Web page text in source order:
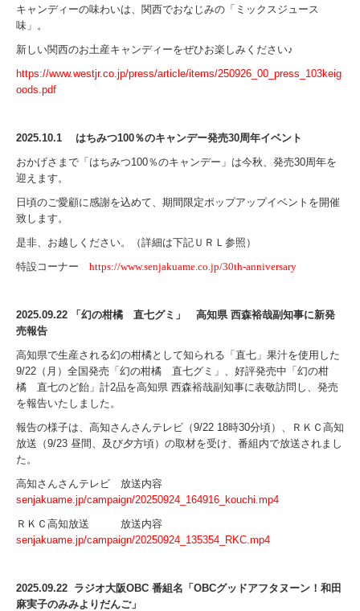
キャンディーの味わいは、関西でおなじみの「ミックスジュース
味」。
新しい関西のお土産キャンディーをぜひお楽しみください♪
https://www.westjr.co.jp/press/article/items/250926_00_press_103keig
oods.pdf
2025.10.1 はちみつ100％のキャンデー発売30周年イベント
おかげさまで「はちみつ100％のキャンデー」は今秋、発売30周年を
迎えます。
日頃のご愛顧に感謝を込めて、期間限定ポップアップイベントを開催
致します。
是非、お越しください。（詳細は下記ＵＲＬ参照）
特設コーナー https://www.senjakuame.co.jp/30th-anniversary
2025.09.22 「幻の柑橘 直七グミ」 高知県 西森裕哉副知事に新発
売報告
高知県で生産される幻の柑橘として知られる「直七」果汁を使用した
9/22（月）全国発売「幻の柑橘 直七グミ」、好評発売中「幻の柑
橘 直七のど飴」計2品を高知県 西森裕哉副知事に表敬訪問し、発売
を報告いたしました。
報告の様子は、高知さんさんテレビ（9/22 18時30分頃）、ＲＫＣ高知
放送（9/23 昼間、及び夕方頃）の取材を受け、番組内で放送されまし
た。
高知さんさんテレビ 放送内容
senjakuame.jp/campaign/20250924_164916_kouchi.mp4
ＲＫＣ高知放送 放送内容
senjakuame.jp/campaign/20250924_135354_RKC.mp4
2025.09.22 ラジオ大阪OBC 番組名「OBCグッドアフタヌーン！和田
麻実子のみみよりだんご」